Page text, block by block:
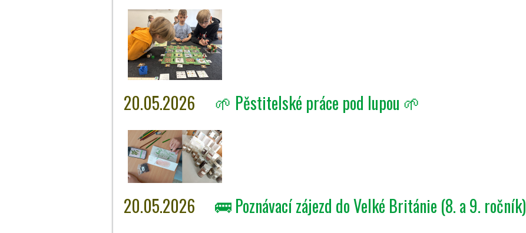
20.05.2026 🌱 Pěstitelské práce pod lupou 🌱
20.05.2026 🚌 Poznávací zájezd do Velké Británie (8. a 9. ročník)